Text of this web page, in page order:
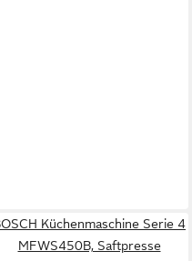
Küchenmaschine Serie 4
MFWS450B, Saftpresse